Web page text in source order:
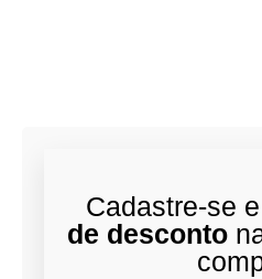
Cadastre-se
de desconto